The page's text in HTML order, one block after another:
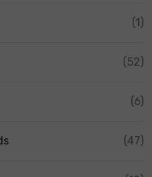
(1)
(52)
(6)
(47)